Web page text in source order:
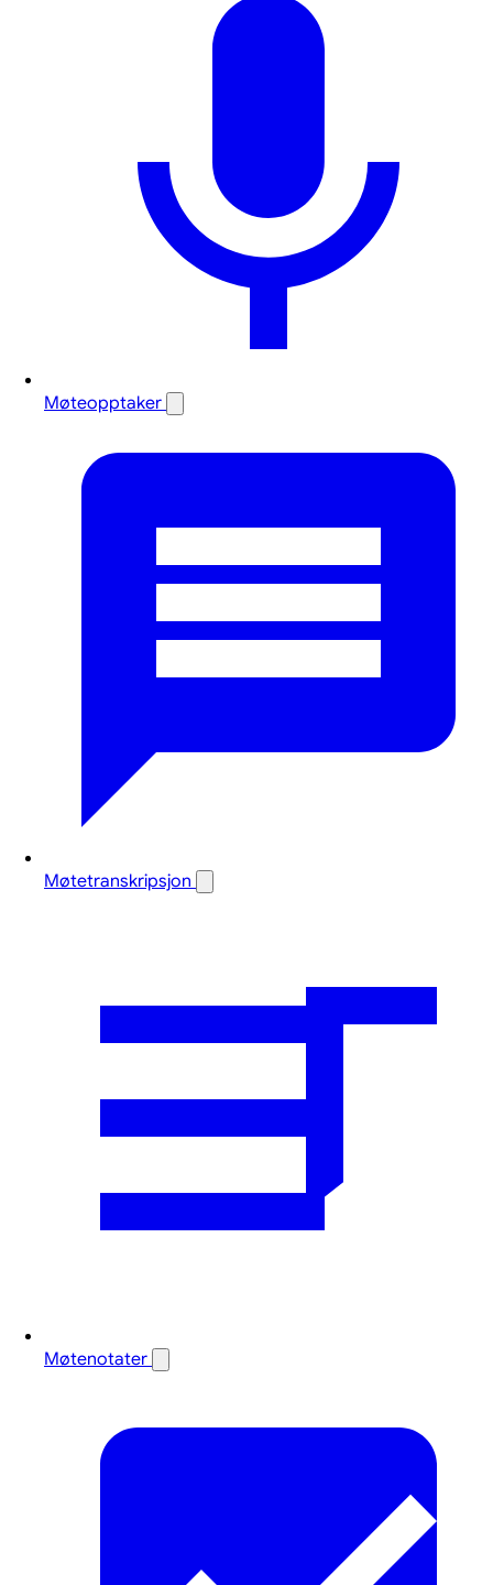
Møteopptaker
Møtetranskripsjon
Møtenotater